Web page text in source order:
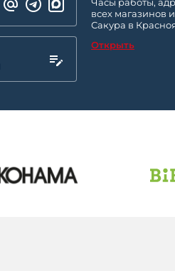
всех магазинов
Сакура в
Открыть